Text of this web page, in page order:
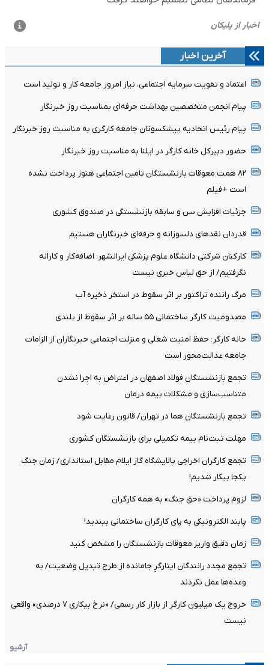
آخرین اخبار
اعتماد و تقویت سرمایه اجتماعی، نیاز امروز جامعه کار و تولید است
پیام انجمن متخصصین بهداشت حرفه‌ای بمناسبت روز خبرنگار
پیام رئیس اتحادیه پیشکسوتان جامعه کارگری به مناسبت روز خبرنگار
حضور دبیرکل خانه کارگر در ایلنا به مناسبت روز خبرنگار
۸۲ همت معوقات بازنشستگان تامین اجتماعی هنوز پرداخت نشده
است +فیلم
جزئیات افزایش سن و سابقه بازنشستگی در صندوق کشوری
قدردان نقدهای دلسوزانه و حرفه‌ای خبرنگاران هستیم
کارکنان شرکتی دانشگاه علوم پزشکی ایرانشهر: اضافه‌کار و کارانه
نگرفتیم/ از حق لباس خبری نیست
مرگ راننده تراکتور بر اثر سقوط در استخر ذخیره آب
مصدومیت کارگر ساختمانی ۵۵ ساله بر اثر سقوط از بلندی
خانه کارگر: حفظ امنیت شغلی و منزلت اجتماعی خبرنگاران از الزامات
جامعه عدالت‌محور است
تجمع بازنشستگان فولاد اصفهان در اعتراض به اجرا نشدن
متناسب‌سازی و مشکلات بیمه درمان
تجمع بازنشستگان هما در تهران/ قانون رعایت شود
مهلت ثبت‌نام بیمه تکمیلی برای بازنشستگان کشوری
تجمع کارگران اخراجی پالایشگاه گاز ایلام مقابل استانداری/ زمان جنگ
یکجا بیکار شدیم!
لزوم پرداخت «حق جنگ» به همه کارگران
پابند الکترونیکی به پای کارگران ساختمانی ببندید!
زمان دقیق واریز معوقات بازنشستگان را مشخص کنید
تجمع مجدد رانندگان ایثارگرِ جامانده از طرح تبدیل وضعیت/ به
وعده‌ها عمل نکردند
خروج یک میلیون کارگر از بازار کار رسمی/ «نرخ بیکاری ۷ درصدی» واقعی
نیست
آرشیو